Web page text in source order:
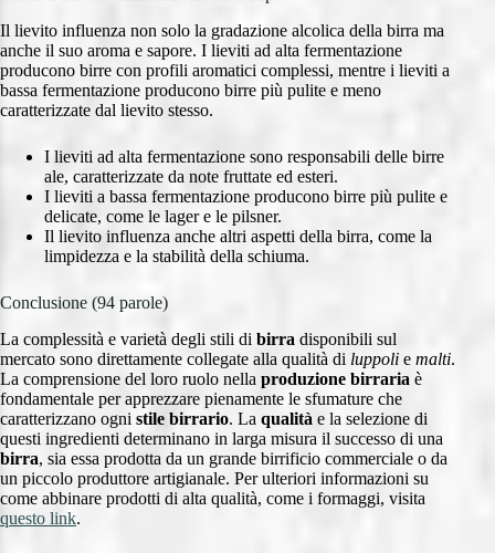
Il lievito influenza non solo la gradazione alcolica della birra ma
anche il suo aroma e sapore. I lieviti ad alta fermentazione
producono birre con profili aromatici complessi, mentre i lieviti a
bassa fermentazione producono birre più pulite e meno
caratterizzate dal lievito stesso.
I lieviti ad alta fermentazione sono responsabili delle birre
ale, caratterizzate da note fruttate ed esteri.
I lieviti a bassa fermentazione producono birre più pulite e
delicate, come le lager e le pilsner.
Il lievito influenza anche altri aspetti della birra, come la
limpidezza e la stabilità della schiuma.
Conclusione (94 parole)
La complessità e varietà degli stili di birra disponibili sul
mercato sono direttamente collegate alla qualità di luppoli e malti.
La comprensione del loro ruolo nella produzione birraria è
fondamentale per apprezzare pienamente le sfumature che
caratterizzano ogni stile birrario. La qualità e la selezione di
questi ingredienti determinano in larga misura il successo di una
birra, sia essa prodotta da un grande birrificio commerciale o da
un piccolo produttore artigianale. Per ulteriori informazioni su
come abbinare prodotti di alta qualità, come i formaggi, visita
questo link.